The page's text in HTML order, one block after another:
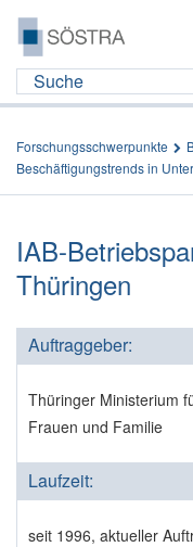
Forschungsschwerpunkte
Beschäftigungstrends in
IAB-
Thüringen
Auftraggeber:
Thüringer Ministerium
Frauen und Familie
Laufzeit:
seit 1996, aktueller